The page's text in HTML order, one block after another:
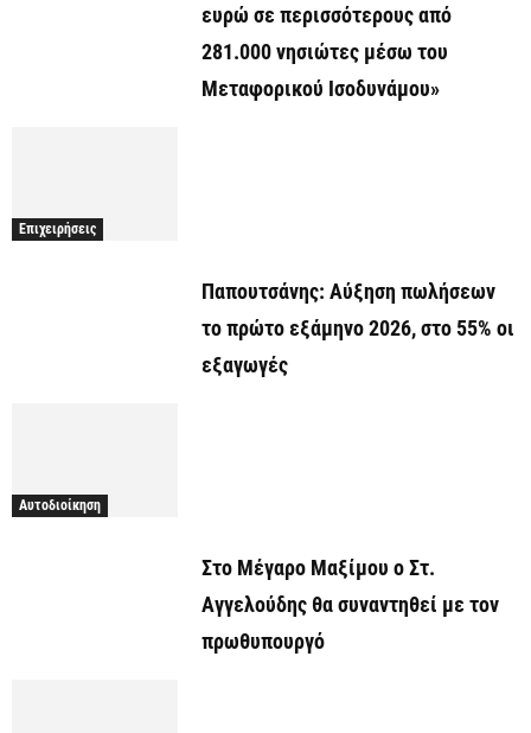
ευρώ σε περισσότερους από
281.000 νησιώτες μέσω του
Μεταφορικού Ισοδυνάμου»
Επιχειρήσεις
Παπουτσάνης: Αύξηση πωλήσεων
το πρώτο εξάμηνο 2026, στο 55% οι
εξαγωγές
Αυτοδιοίκηση
Στο Μέγαρο Μαξίμου ο Στ.
Αγγελούδης θα συναντηθεί με τον
πρωθυπουργό